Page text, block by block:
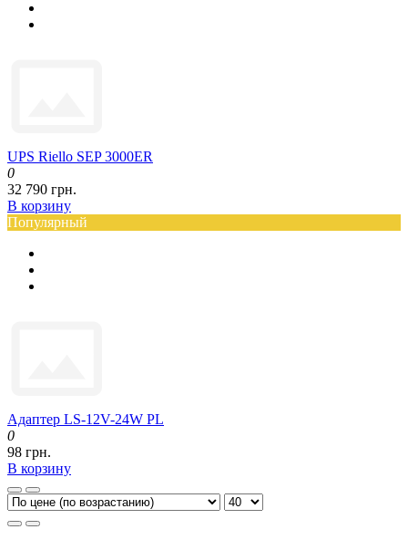
UPS Riello SEP 3000ER
0
32 790 грн.
В корзину
Популярный
Адаптер LS-12V-24W PL
0
98 грн.
В корзину